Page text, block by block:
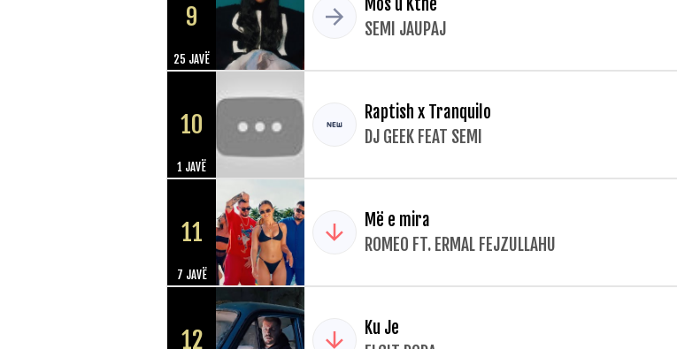
9
25 JAVË
Mos u Kthe
SEMI JAUPAJ
10
1 JAVË
Raptish x Tranquilo
DJ GEEK FEAT SEMI
11
7 JAVË
Më e mira
ROMEO FT. ERMAL FEJZULLAHU
12
Ku Je